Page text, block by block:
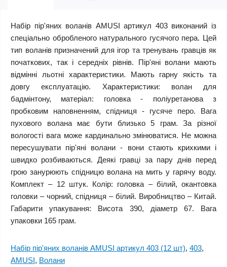
Набір пір'яних воланів AMUSI артикул 403 виконаний із
спеціально обробленого натурального гусячого пера. Цей
тип воланів призначений для ігор та тренувань гравців як
початкових, так і середніх рівнів. Пір'яні волани мають
відмінні льотні характеристики. Мають гарну якість та
довгу експлуатацію. Характеристики: волан для
бадмінтону, матеріал: головка - поліуретанова з
пробковим наповненням, спідниця - гусяче перо. Вага
пухового волана має бути близько 5 грам. За різної
вологості вага може кардинально змінюватися. Не можна
пересушувати пір'яні волани - вони стають крихкими і
швидко розбиваються. Деякі гравці за пару днів перед
грою занурюють спідницю волана на мить у гарячу воду.
Комплект – 12 штук. Колір: головка – білий, окантовка
головки – чорний, спідниця – білий. Виробництво – Китай.
Габарити упакування: Висота 390, діаметр 67. Вага
упаковки 165 грам.
Набір пір'яних воланів AMUSI артикул 403 (12 шт), 403,
AMUSI, Волани